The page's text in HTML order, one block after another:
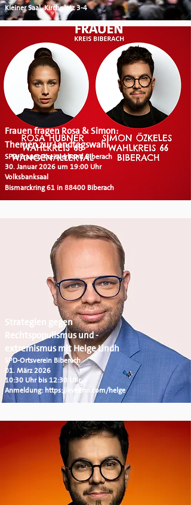
Kleiner Saal, Kirchplatz 3-4
Frauen fragen Rosa & Simon:
Themen zur Landtagswahl
SPD-Frauen Kreisverband Biberach
30. Januar 2026 um 19:00 Uhr
Volksbanksaal
Bismarckring 61 in 88400 Biberach
Strategien gegen
Rechtspopulismus und -
extremismus mit Helge Lindh
SPD-Ortsverein Biberach
01. März 2026
10:30 Uhr bis 12:30 Uhr
Anmeldung: https://eveeno.com/helge